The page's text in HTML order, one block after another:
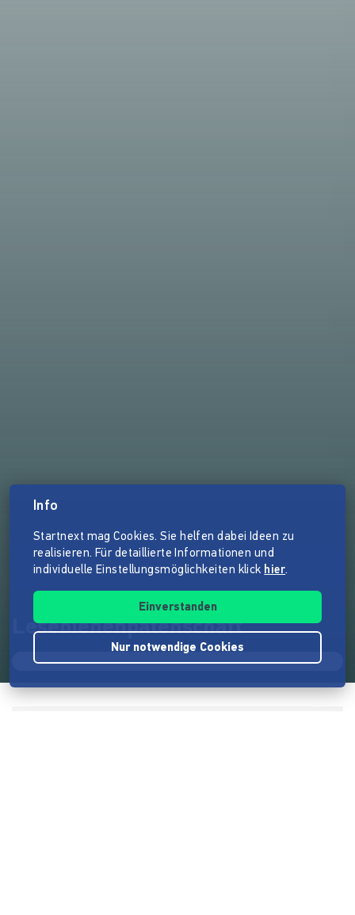
Lesebienenpatenschaft
Info
Startnext mag Cookies. Sie helfen dabei Ideen zu
realisieren. Für detaillierte Informationen und
individuelle Einstellungsmöglichkeiten klick hier.
Einverstanden
Nur notwendige Cookies